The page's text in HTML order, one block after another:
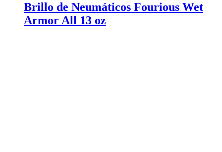
Brillo de Neumáticos Fourious Wet
Armor All 13 oz